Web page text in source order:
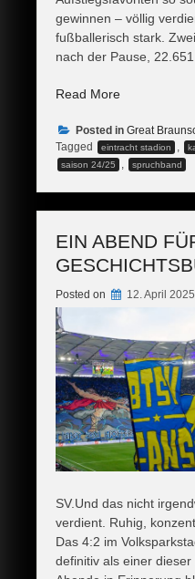
gewinnen – völlig
fußballerisch stark.
nach der Pause, 22.651
Read More„3.
in
Folge
–
geht
Posted in Great
Tagged
eintracht stadion ,
saison 24/25 , spruchband
EIN ABEND
Posted on 12. April 2025
SV.Und das nicht
verdient. Ruhig,
Das 4:2 im
definitiv als einer dieser